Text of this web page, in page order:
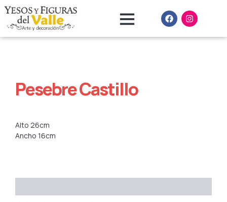
contenido
F
a
c
e
I
n
s
t
Pesebre Castillo
Alto 26cm
Ancho 16cm